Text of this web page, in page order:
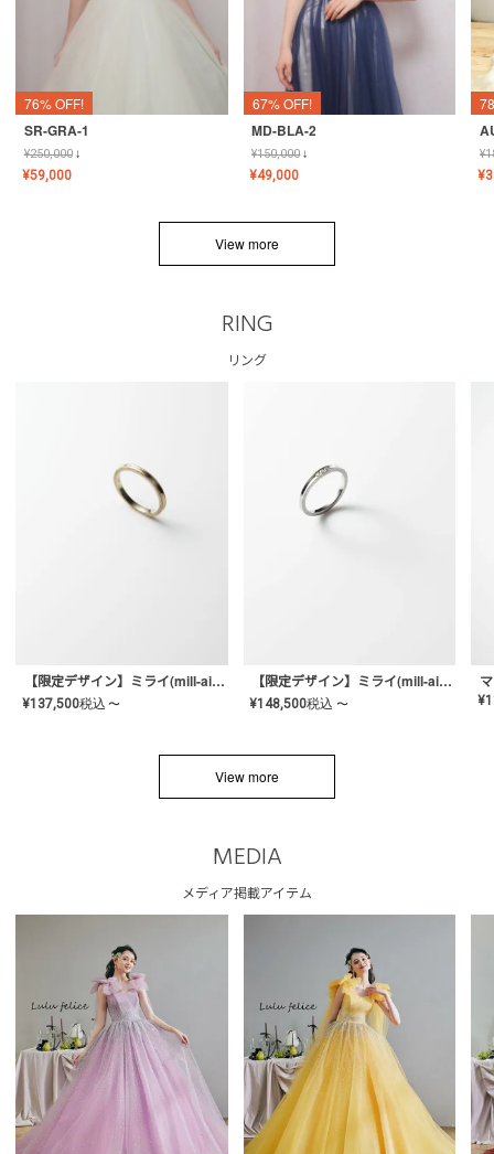
76% OFF!
SR-GRA-1
¥250,000↓
¥59,000
67% OFF!
MD-BLA-2
¥150,000↓
¥49,000
¥
¥
View more
RING
リング
【限定デザイン】ミライ(mill-ai)リング
¥137,500税込 〜
【限定デザイン】ミライ(mill-ai)リング
¥148,500税込 〜 ¥
View more
MEDIA
メディア掲載アイテム